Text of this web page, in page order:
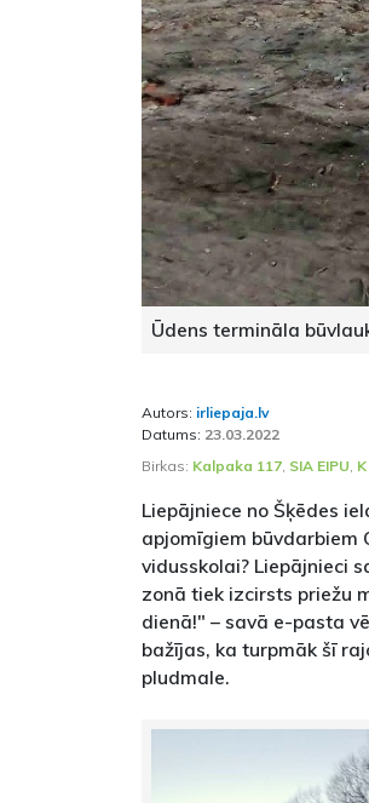
Ūdens termināla
Autors: irliepaja.lv
Datums: 23.03.2022
Birkas: Kalpaka 117, SIA EIPU,
Liepājniece no Šķēdes
apjomīgiem būvdarbiem
vidusskolai? Liepājnieci
zonā tiek izcirsts priežu
dienā!" – savā e-pasta
bažījas, ka turpmāk šī
pludmale.